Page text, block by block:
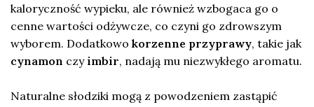
kaloryczność wypieku, ale również wzbogaca go o
cenne wartości odżywcze, co czyni go zdrowszym
wyborem. Dodatkowo korzenne przyprawy, takie jak
cynamon czy imbir, nadają mu niezwykłego aromatu.
Naturalne słodziki mogą z powodzeniem zastąpić